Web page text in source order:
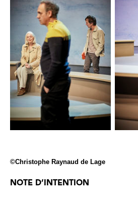
©Christophe Raynaud de Lage
NOTE D’INTENTION